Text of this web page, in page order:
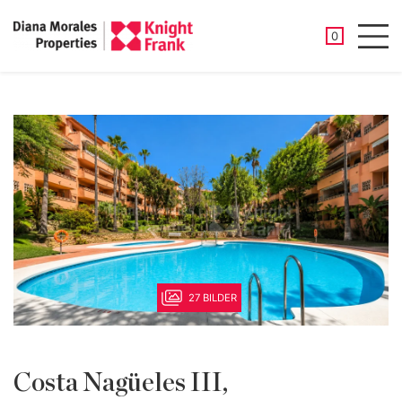
0
27 BILDER
Costa Nagüeles III,